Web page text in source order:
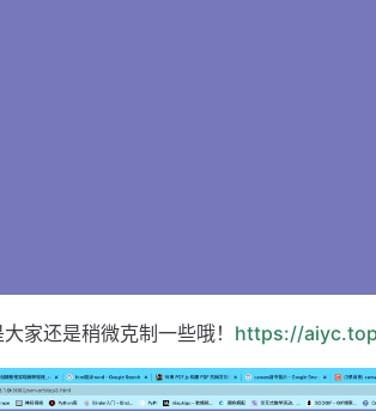
家还是稍微克制一些哦！ https://